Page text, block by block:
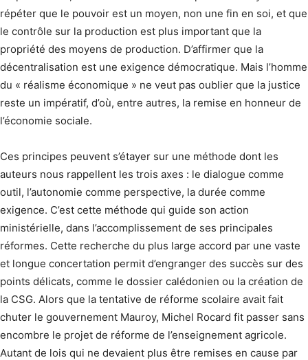
répéter que le pouvoir est un moyen, non une fin en soi, et que
le contrôle sur la production est plus important que la
propriété des moyens de production. D’affirmer que la
décentralisation est une exigence démocratique. Mais l’homme
du « réalisme économique » ne veut pas oublier que la justice
reste un impératif, d’où, entre autres, la remise en honneur de
l’économie sociale.
Ces principes peuvent s’étayer sur une méthode dont les
auteurs nous rappellent les trois axes : le dialogue comme
outil, l’auto­nomie comme perspective, la durée comme
exigence. C’est cette méthode qui guide son action
ministérielle, dans l’accomplissement de ses principales
réformes. Cette recherche du plus large accord par une vaste
et longue concertation permit d’engran­ger des succès sur des
points délicats, comme le dossier calédonien ou la création de
la CSG. Alors que la tentative de réforme scolaire avait fait
chuter le gouvernement Mauroy, Michel Rocard fit passer sans
encombre le projet de réforme de l’enseignement agricole.
Autant de lois qui ne devaient plus être remises en cause par